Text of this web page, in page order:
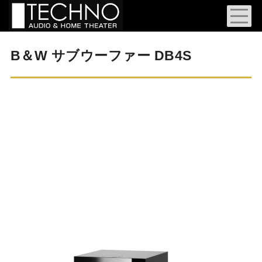
B＆W サブウーファー DB4S